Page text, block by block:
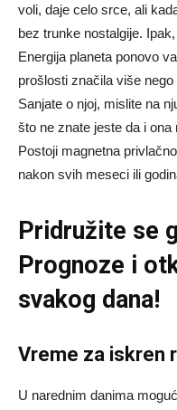
voli, daje celo srce, ali
bez trunke nostalgije.
Energija planeta ponovo
prošlosti značila više
Sanjate o njoj, mislite na
što ne znate jeste da i
Postoji magnetna
nakon svih meseci ili
Pridružite se
Prognoze i
svakog dana!
Vreme za iskren
U narednim danima